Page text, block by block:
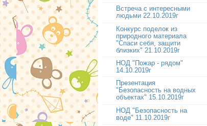
Встреча с интересными
людьми 22.10.2019г
Конкурс поделок из
природного материала
"Спаси себя, защити
близких" 21.10.2019г
НОД "Пожар - рядом"
14.10.2019г
Презентация
"Безопасность на водных
объектах" 15.10.2019г
НОД "Безопасность на
воде" 11.10.2019г